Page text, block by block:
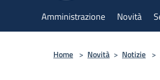
Amministrazione Novità
Home > Novità > Notizie >